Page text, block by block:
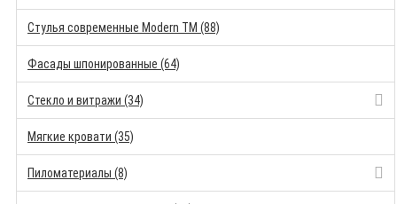
Стулья современные Modern TM (88)
Фасады шпонированные (64)
Стекло и витражи (34)
Мягкие кровати (35)
Пиломатериалы (8)